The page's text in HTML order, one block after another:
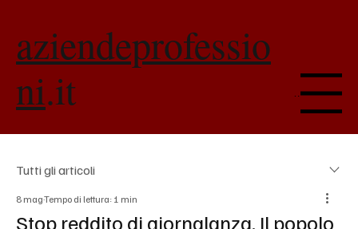
aziendeprofessio
ni.it Menu
Tutti gli articoli
Stop reddito di giornalanza. Il popolo
8 magTempo di lettura: 1 min